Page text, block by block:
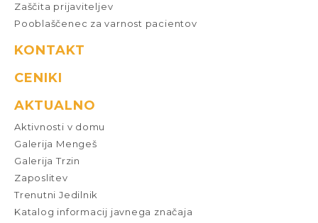
Zaščita prijaviteljev
Pooblaščenec za varnost pacientov
KONTAKT
CENIKI
AKTUALNO
Aktivnosti v domu
Galerija Mengeš
Galerija Trzin
Zaposlitev
Trenutni Jedilnik
Katalog informacij javnega značaja